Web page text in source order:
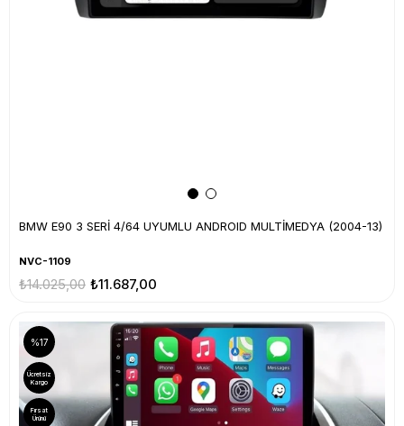
BMW E90 3 SERİ 4/64 UYUMLU ANDROID MULTİMEDYA (2004-13)
NVC-1109
₺11.687,00
₺14.025,00
%17
Ücretsiz
Kargo
Fırsat
Ürünü